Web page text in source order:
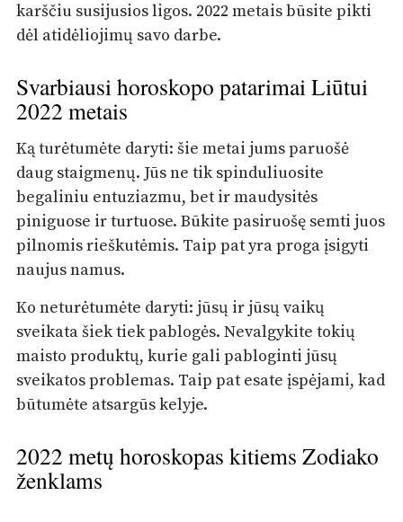
karščiu susijusios ligos. 2022 metais būsite pikti
dėl atidėliojimų savo darbe.
Svarbiausi horoskopo patarimai Liūtui
2022 metais
Ką turėtumėte daryti: šie metai jums paruošė
daug staigmenų. Jūs ne tik spinduliuosite
begaliniu entuziazmu, bet ir maudysitės
piniguose ir turtuose. Būkite pasiruošę semti juos
pilnomis rieškutėmis. Taip pat yra proga įsigyti
naujus namus.
Ko neturėtumėte daryti: jūsų ir jūsų vaikų
sveikata šiek tiek pablogės. Nevalgykite tokių
maisto produktų, kurie gali pabloginti jūsų
sveikatos problemas. Taip pat esate įspėjami, kad
būtumėte atsargūs kelyje.
2022 metų horoskopas kitiems Zodiako
ženklams